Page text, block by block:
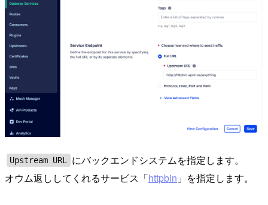
Upstream URL
にバックエンドシステムを指定します。
オウム返ししてくれるサービス「httpbin 」を指定します。